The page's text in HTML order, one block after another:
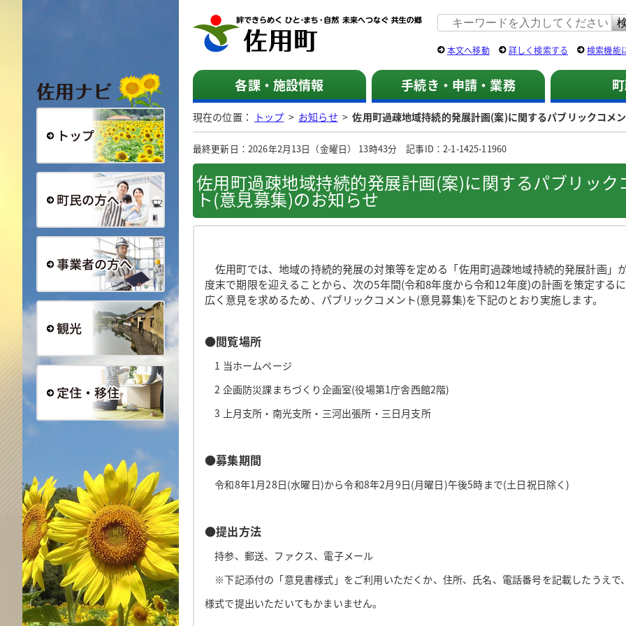
総合トップ
事業者の方へ
定住・移住
佐用町 公式ホームページ
本文へ移動 詳しく検索する 検索機能
各課・施設情報 手続き・申請・業務
現在の位置： トップ > お知らせ >佐用町過疎地域持続的発展計画(案)に関するパブリックコメ
最終更新日：2026年2月13日（金曜日） 13時43分 記事ID：2-1-1425-11960
佐用町過疎地域持続的発展計画(案)に関するパブリック
ト(意見募集)のお知らせ
佐用町では、地域の持続的発展の対策等を定める「佐用町過疎地域持続的発展計画」
度末で期限を迎えることから、次の5年間(令和8年度から令和12年度)の計画を策定する
広く意見を求めるため、パブリックコメント(意見募集)を下記のとおり実施します。
●閲覧場所
1 当ホームページ
2 企画防災課まちづくり企画室(役場第1庁舎西館2階)
3 上月支所・南光支所・三河出張所・三日月支所
●募集期間
令和8年1月28日(水曜日)から令和8年2月9日(月曜日)午後5時まで(土日祝日除く)
●提出方法
持参、郵送、ファクス、電子メール
※下記添付の「意見書様式」をご利用いただくか、住所、氏名、電話番号を記載したうえで
様式で提出いただいてもかまいません。